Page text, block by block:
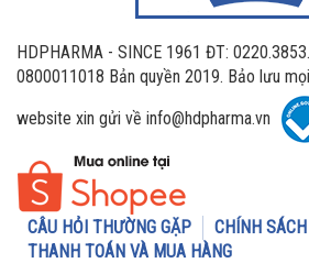
HDPHARMA - SINCE 1961 ĐT:
0800011018 Bản quyền 2019. Bảo lưu
website xin gửi về info@hdpharma.vn
CÂU HỎI THƯỜNG GẶP
CHÍNH
THANH TOÁN VÀ MUA HÀNG